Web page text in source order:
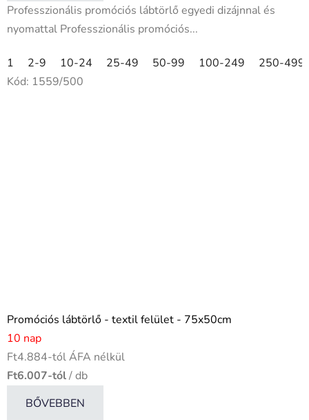
Professzionális promóciós lábtörlő egyedi dizájnnal és
nyomattal Professzionális promóciós...
1 2-9 10-24 25-49 50-99 100-249
250-499
Kód: 1559/500
Promóciós lábtörlő - textil felület - 75x50cm
10 nap
Ft4.884-tól ÁFA nélkül
Ft6.007-tól/ db
BŐVEBBEN